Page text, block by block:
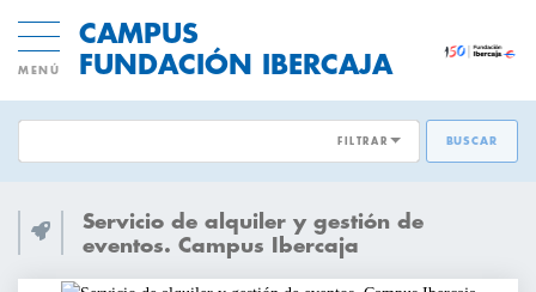
MENÚ
CAMPUS
FUNDACIÓN IBERCAJA
ACTIVIDADES GRATUITAS
CICLOS Y PROGRAMAS
FILTRAR
DESARROLLO DE PERSONAS
INNOVACION Y MODELOS DE
BUSCAR
Servicio de alquiler y gestión de
eventos. Campus Ibercaja